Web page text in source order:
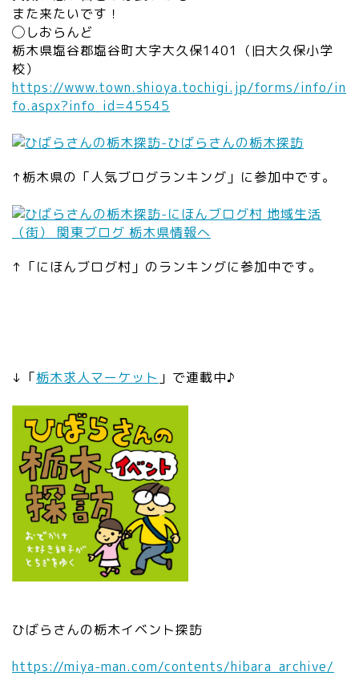
また来たいです！
◯しおらんど
栃木県塩谷郡塩谷町大字大久保1401（旧大久保小学
校）
https://www.town.shioya.tochigi.jp/forms/info/in
fo.aspx?info_id=45545
↑栃木県の「人気ブログランキング」に参加中です。
↑「にほんブログ村」のランキングに参加中です。
↓「栃木求人マーケット 」で連載中♪
ひばらさんの栃木イベント探訪
https://miya-man.com/contents/hibara_archive/